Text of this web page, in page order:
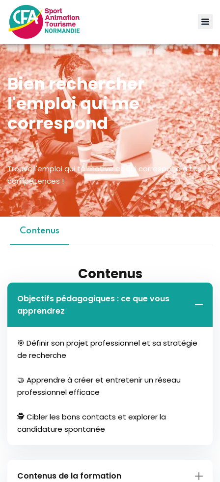
Bien rechercher
l'emploi qui me
correspond
Trouve l'emploi qui te motive et qui correspond à tes
compétences !
Contenus
Contenus
Objectifs pédagogiques : ce que vous
apprendrez
🎯 Définir son projet professionnel et sa stratégie
de recherche
🤝 Apprendre à créer et entretenir un réseau
professionnel efficace
🕵️ Cibler les bons contacts et explorer la
candidature spontanée
Contenus de la formation